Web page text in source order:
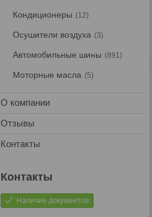
Кондиционеры 12
Осушители воздуха 3
Автомобильные шины 891
Моторные масла 5
О компании
Отзывы
Контакты
Наличие документов